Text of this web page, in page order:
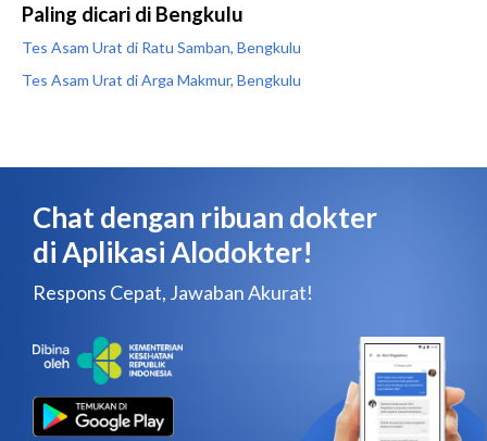
Paling dicari di Bengkulu
Tes Asam Urat di Ratu Samban, Bengkulu
Tes Asam Urat di Arga Makmur, Bengkulu